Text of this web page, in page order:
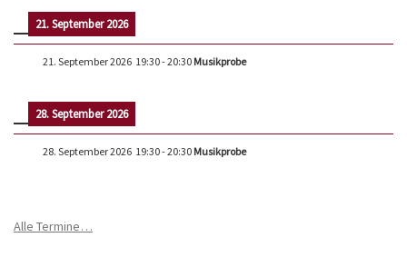
21. September 2026
21. September 2026 19:30-20:30 Musikprobe
28. September 2026
28. September 2026 19:30-20:30 Musikprobe
Alle Termine…